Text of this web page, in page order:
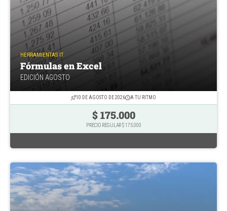
HERRAMIENTAS IT
Fórmulas en Excel
EDICIÓN AGOSTO
10 DE AGOSTO DE 2026 A TU RITMO
$ 175.000
PRECIO REGULAR $ 175.000